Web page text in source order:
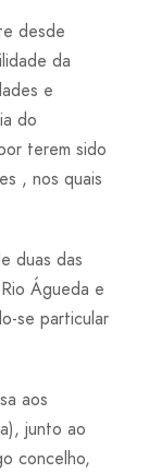
desde
da
e
do
terem sido
, nos quais
duas das
Águeda e
se particular
aos
junto ao
concelho,